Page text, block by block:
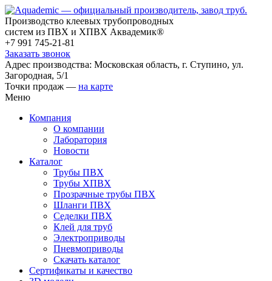
Производство клеевых трубопроводных
систем из ПВХ и ХПВХ Аквадемик®
+7 991 745-21-81
Заказать звонок
Адрес производства: Московская область, г. Ступино, ул.
Загородная, 5/1
Точки продаж — на карте
Меню
Компания
О компании
Лаборатория
Новости
Каталог
Трубы ПВХ
Трубы ХПВХ
Прозрачные трубы ПВХ
Шланги ПВХ
Седелки ПВХ
Клей для труб
Электроприводы
Пневмоприводы
Скачать каталог
Сертификаты и качество